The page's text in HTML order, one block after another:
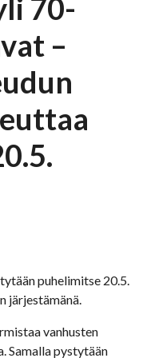
70-
–
puhelimitse 20.5.
järjestämänä.
vanhusten
Samalla pystytään